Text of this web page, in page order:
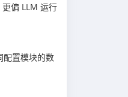
偏 LLM 运行
配置模块的数